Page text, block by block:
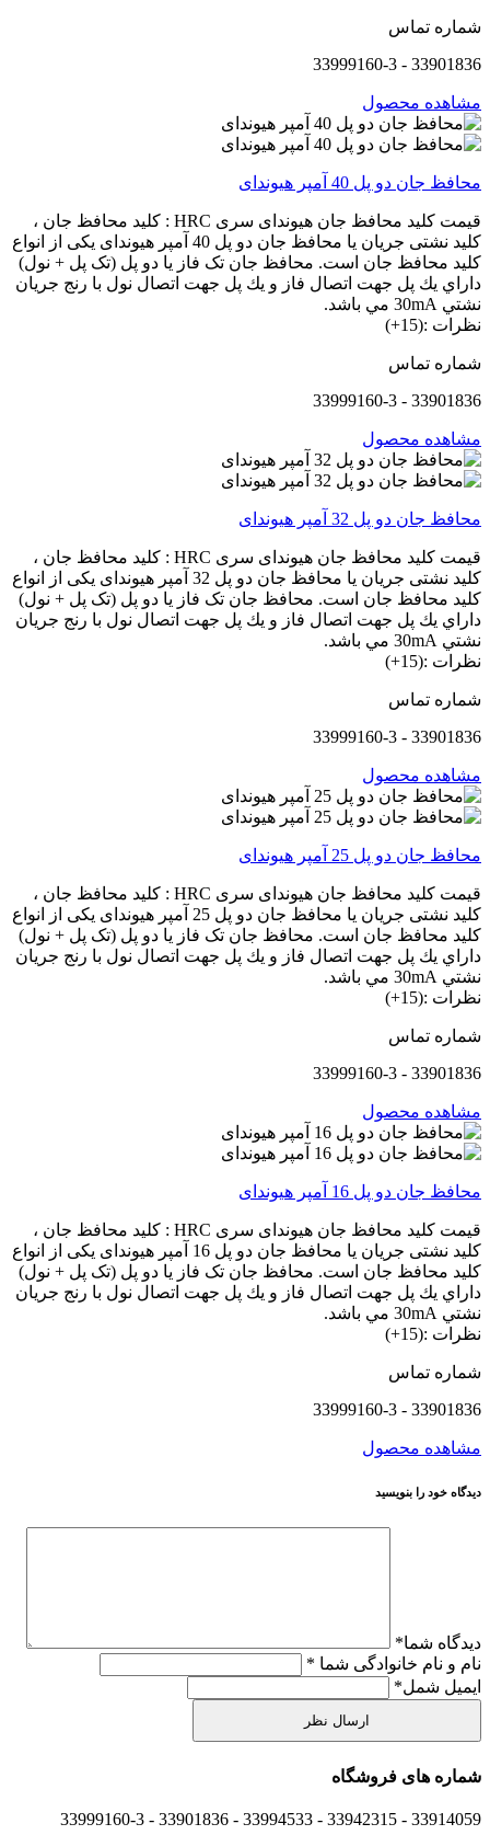
شماره تماس
33901836 - 33999160-3
مشاهده محصول
محافظ جان دو پل 40 آمپر هیوندای
قیمت کلید محافظ جان هیوندای سری HRC : کلید محافظ جان ،
کلید نشتی جریان یا محافظ جان دو پل 40 آمپر هیوندای یکی از انواع
کلید محافظ جان است. محافظ جان تک فاز یا دو پل (تک پل + نول)
داراي يك پل جهت اتصال فاز و يك پل جهت اتصال نول با رنج جريان
نشتي 30mA مي باشد.
نظرات :(15+)
شماره تماس
33901836 - 33999160-3
مشاهده محصول
محافظ جان دو پل 32 آمپر هیوندای
قیمت کلید محافظ جان هیوندای سری HRC : کلید محافظ جان ،
کلید نشتی جریان یا محافظ جان دو پل 32 آمپر هیوندای یکی از انواع
کلید محافظ جان است. محافظ جان تک فاز یا دو پل (تک پل + نول)
داراي يك پل جهت اتصال فاز و يك پل جهت اتصال نول با رنج جريان
نشتي 30mA مي باشد.
نظرات :(15+)
شماره تماس
33901836 - 33999160-3
مشاهده محصول
محافظ جان دو پل 25 آمپر هیوندای
قیمت کلید محافظ جان هیوندای سری HRC : کلید محافظ جان ،
کلید نشتی جریان یا محافظ جان دو پل 25 آمپر هیوندای یکی از انواع
کلید محافظ جان است. محافظ جان تک فاز یا دو پل (تک پل + نول)
داراي يك پل جهت اتصال فاز و يك پل جهت اتصال نول با رنج جريان
نشتي 30mA مي باشد.
نظرات :(15+)
شماره تماس
33901836 - 33999160-3
مشاهده محصول
محافظ جان دو پل 16 آمپر هیوندای
قیمت کلید محافظ جان هیوندای سری HRC : کلید محافظ جان ،
کلید نشتی جریان یا محافظ جان دو پل 16 آمپر هیوندای یکی از انواع
کلید محافظ جان است. محافظ جان تک فاز یا دو پل (تک پل + نول)
داراي يك پل جهت اتصال فاز و يك پل جهت اتصال نول با رنج جريان
نشتي 30mA مي باشد.
نظرات :(15+)
شماره تماس
33901836 - 33999160-3
مشاهده محصول
دیدگاه خود را بنویسید
دیدگاه شما*
نام و نام خانوادگی شما *
ایمیل شمل*
شماره های فروشگاه
33914059 - 33942315 - 33994533 - 33901836 - 33999160-3 ​